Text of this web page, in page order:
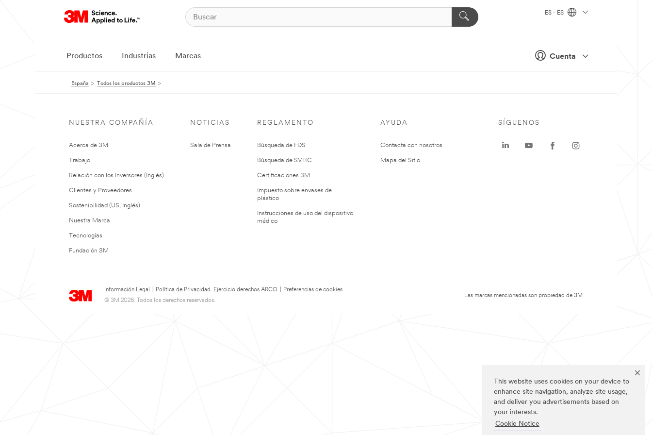
This website uses cookies on your device to
enhance site navigation, analyze site usage,
and deliver you advertisements based on
your interests.
Cookie Notice
Cuenta
ES - ES
Productos Industrias Marcas
España Todos los productos 3M
NUESTRA COMPAÑÍA
Acerca de 3M
Trabajo
Relación con los Inversores (Inglés)
Clientes y Proveedores
Sostenibilidad (US, Inglés)
Nuestra Marca
Tecnologías
Fundación 3M
NOTICIAS
Sala de Prensa
REGLAMENTO
Búsqueda de FDS
Búsqueda de SVHC
Certificaciones 3M
Impuesto sobre envases de
plástico
Instrucciones de uso del dispositivo
médico
AYUDA
Contacta con nosotros
Mapa del Sitio
Información Legal Política de Privacidad. Ejercicio derechos ARCO
Preferencias de cookies
© 3M 2026. Todos los derechos reservados.
SÍGUENOS
Las marcas mencionadas son propiedad de 3M